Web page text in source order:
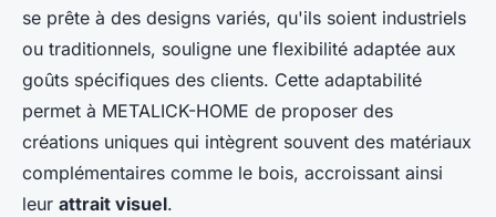
se prête à des designs variés, qu'ils soient industriels
ou traditionnels, souligne une flexibilité adaptée aux
goûts spécifiques des clients. Cette adaptabilité
permet à METALICK-HOME de proposer des
créations uniques qui intègrent souvent des matériaux
complémentaires comme le bois, accroissant ainsi
leur attrait visuel.